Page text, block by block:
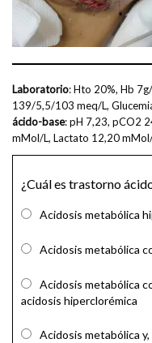
Laboratorio: Hto 20%, Hb
139/5,5/103 meq/L,
ácido-base: pH 7,23, pCO2
mMol/L, Lactato 12,20
¿Cuál es trastorno
Acidosis metabólica
Acidosis metabólica
Acidosis metabólica
acidosis hiperclorémica
Acidosis metabólica